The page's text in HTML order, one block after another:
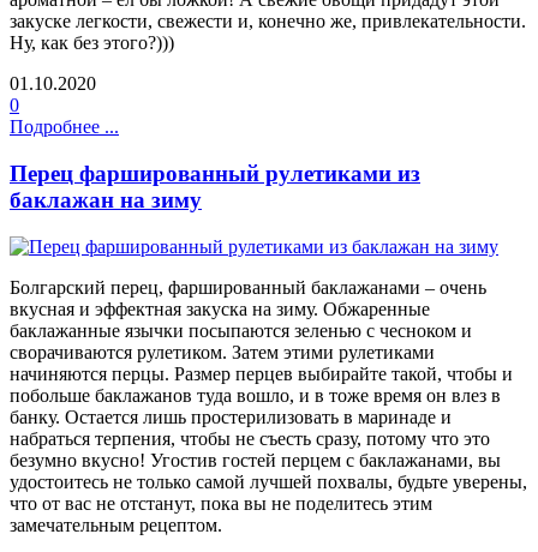
закуске легкости, свежести и, конечно же, привлекательности.
Ну, как без этого?)))
01.10.2020
0
Подробнее ...
Перец фаршированный рулетиками из
баклажан на зиму
Болгарский перец, фаршированный баклажанами – очень
вкусная и эффектная закуска на зиму. Обжаренные
баклажанные язычки посыпаются зеленью с чесноком и
сворачиваются рулетиком. Затем этими рулетиками
начиняются перцы. Размер перцев выбирайте такой, чтобы и
побольше баклажанов туда вошло, и в тоже время он влез в
банку. Остается лишь простерилизовать в маринаде и
набраться терпения, чтобы не съесть сразу, потому что это
безумно вкусно! Угостив гостей перцем с баклажанами, вы
удостоитесь не только самой лучшей похвалы, будьте уверены,
что от вас не отстанут, пока вы не поделитесь этим
замечательным рецептом.